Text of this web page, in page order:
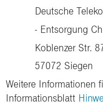
Deutsche
- Entsorgung
Koblenzer Str.
57072 Siegen
Weitere Informationen
Informationsblatt